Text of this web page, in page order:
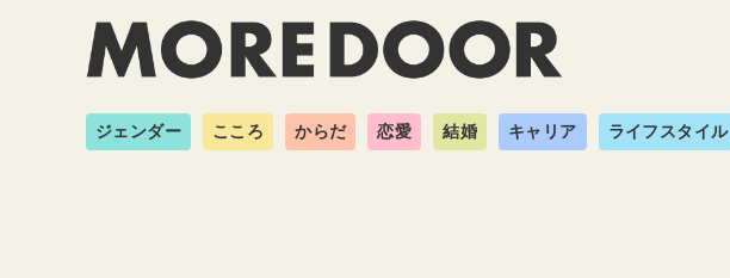
ジェンダー こころ からだ 恋愛 結婚 キャリア ライフスタイル